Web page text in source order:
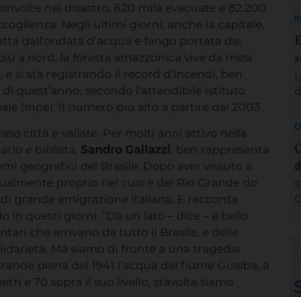
nel disastro, 620 mila evacuate e 82.200
Negli ultimi giorni, anche la capitale,
dall’ondata d’acqua e fango portata dai
a nord, la foresta amazzonica vive da mesi
si sta registrando il record d’incendi, ben
quest’anno, secondo l’attendibile Istituto
(Inpe). Il numero più alto a partire dal 2003.
città e vallate. Per molti anni attivo nella
e biblista, Sandro Gallazzi, ben rappresenta
geografici del Brasile. Dopo aver vissuto a
proprio nel cuore del Rio Grande do
grande emigrazione italiana. E racconta
in questi giorni. “Da un lato – dice – è bello
che arrivano da tutto il Brasile, e delle
Ma siamo di fronte a una tragedia
piena del 1941 l’acqua del fiume Guaíba, a
e 70 sopra il suo livello, stavolta siamo